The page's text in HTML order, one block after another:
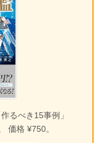
るべき15事例」
価格 ¥750。